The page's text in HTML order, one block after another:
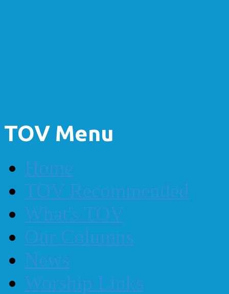
TOV Menu
Home
TOV Recommended
What's TOV
Our Columns
News
Worship Links